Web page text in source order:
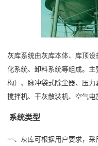
灰库系统由灰库本体、库顶
化系统、卸料系统等组成。
构）、脉冲袋式除尘器、压
搅拌机、干灰散装机、空气电
系统类型
一、灰库可根据用户要求，